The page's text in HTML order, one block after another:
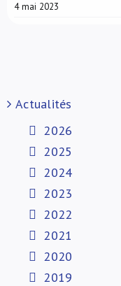
4 mai 2023
Actualités
2026
2025
2024
2023
2022
2021
2020
2019